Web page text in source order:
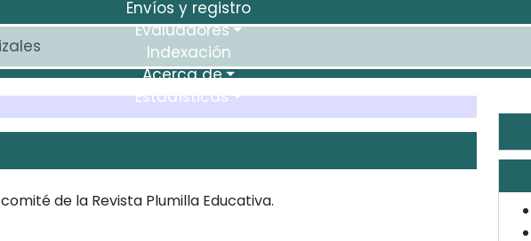
Envíos y registro
Evaluadores
Indexación
Acerca de
Estadísticas
de la Revista Plumilla Educativa.